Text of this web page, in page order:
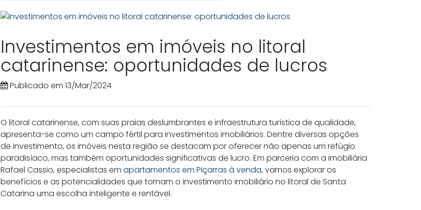
Investimentos em imóveis no litoral
catarinense: oportunidades de lucros
Publicado em 13/Mar/2024
O litoral catarinense, com suas praias deslumbrantes e infraestrutura turística de qualidade,
apresenta-se como um campo fértil para investimentos imobiliários. Dentre diversas opções
de investimento, os imóveis nesta região se destacam por oferecer não apenas um refúgio
paradisíaco, mas também oportunidades significativas de lucro. Em parceria com a imobiliária
Rafael Cassio, especialistas em apartamentos em Piçarras à venda, vamos explorar os
benefícios e as potencialidades que tornam o investimento imobiliário no litoral de Santa
Catarina uma escolha inteligente e rentável.